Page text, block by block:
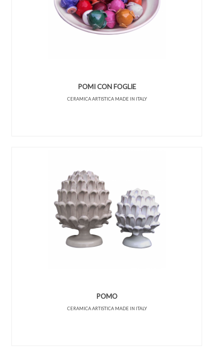
POMI CON FOGLIE
CERAMICA ARTISTICA MADE IN ITALY
POMO
CERAMICA ARTISTICA MADE IN ITALY